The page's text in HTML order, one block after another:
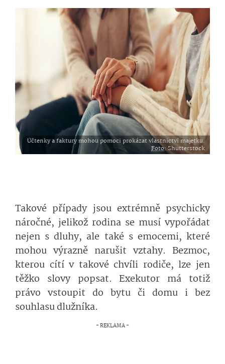
Účtenky a faktury mohou pomoci prokázat vlastnictví majetku.
Foto: Shutterstock
Takové případy jsou extrémně psychicky
náročné, jelikož rodina se musí vypořádat
nejen s dluhy, ale také s emocemi, které
mohou výrazně narušit vztahy. Bezmoc,
kterou cítí v takové chvíli rodiče, lze jen
těžko slovy popsat. Exekutor má totiž
právo vstoupit do bytu či domu i bez
souhlasu dlužníka.